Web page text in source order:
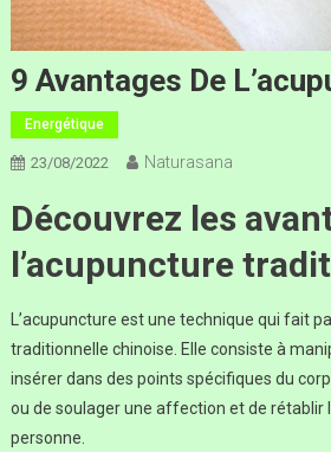
9 Avantages De
Energétique
23/08/2022 Naturasana
Découvrez les
l’acupuncture
L’acupuncture est une technique qui fait
traditionnelle chinoise. Elle consiste à
insérer dans des points spécifiques du
ou de soulager une affection et de rétablir
personne.